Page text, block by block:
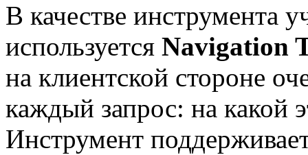
В качестве инструмента
используется Navigation
на клиентской стороне
каждый запрос: на какой
Инструмент